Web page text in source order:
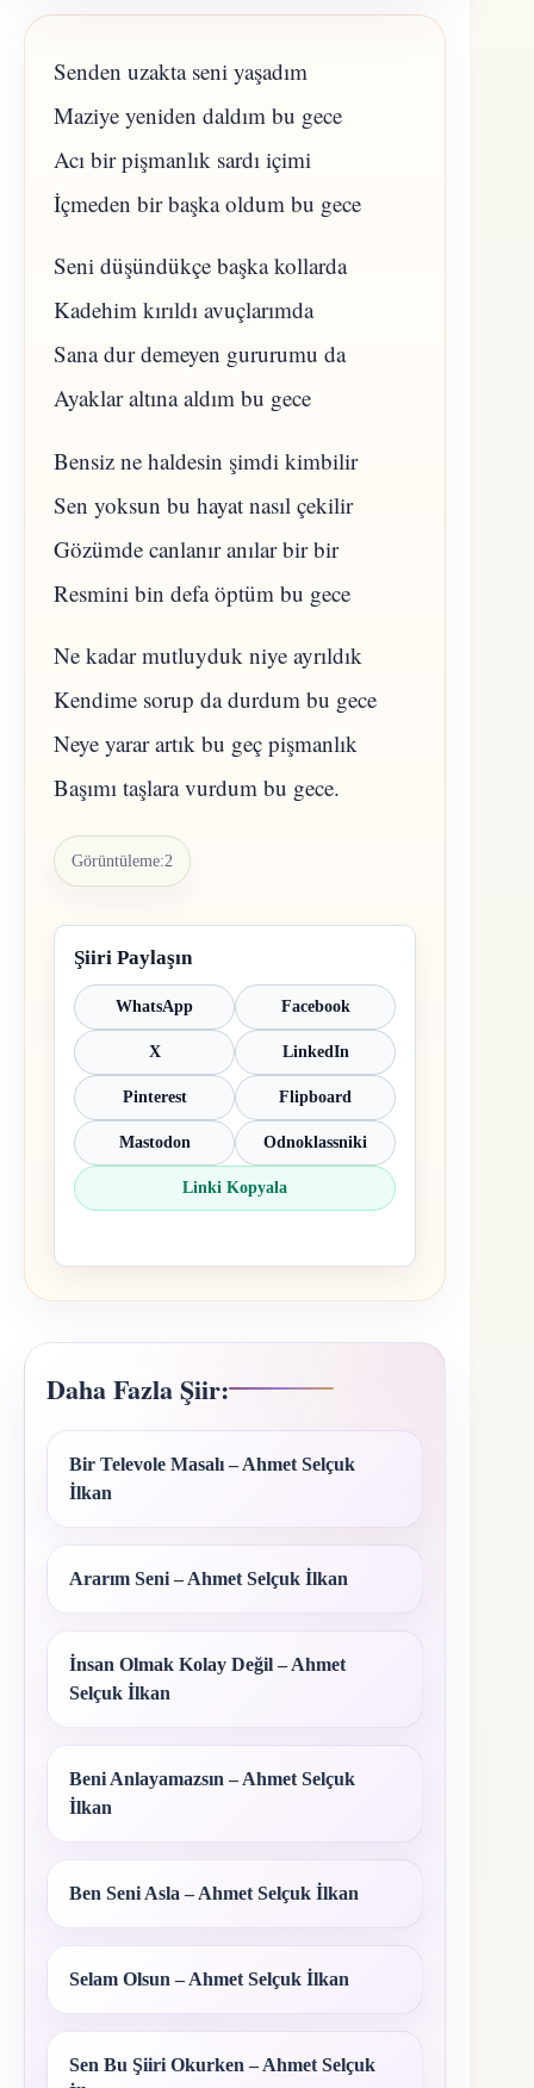
Senden uzakta seni yaşadım
Maziye yeniden daldım bu gece
Acı bir pişmanlık sardı içimi
İçmeden bir başka oldum bu gece
Seni düşündükçe başka kollarda
Kadehim kırıldı avuçlarımda
Sana dur demeyen gururumu da
Ayaklar altına aldım bu gece
Bensiz ne haldesin şimdi kimbilir
Sen yoksun bu hayat nasıl çekilir
Gözümde canlanır anılar bir bir
Resmini bin defa öptüm bu gece
Ne kadar mutluyduk niye ayrıldık
Kendime sorup da durdum bu gece
Neye yarar artık bu geç pişmanlık
Başımı taşlara vurdum bu gece.
Görüntüleme:2
Şiiri Paylaşın
WhatsApp Facebook
X LinkedIn
Pinterest Flipboard
Mastodon Odnoklassniki
Linki Kopyala
Daha Fazla Şiir:
Bir Televole Masalı – Ahmet Selçuk
İlkan
Ararım Seni – Ahmet Selçuk İlkan
İnsan Olmak Kolay Değil – Ahmet
Selçuk İlkan
Beni Anlayamazsın – Ahmet Selçuk
İlkan
Ben Seni Asla – Ahmet Selçuk İlkan
Selam Olsun – Ahmet Selçuk İlkan
Sen Bu Şiiri Okurken – Ahmet Selçuk